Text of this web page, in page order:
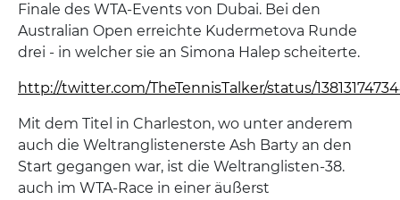
Finale des WTA-Events von Dubai. Bei den
Australian Open erreichte Kudermetova Runde
drei - in welcher sie an Simona Halep scheiterte.
http://twitter.com/TheTennisTalker/status/
Mit dem Titel in Charleston, wo unter anderem
auch die Weltranglistenerste Ash Barty an den
Start gegangen war, ist die Weltranglisten-38.
auch im WTA-Race in einer äußerst